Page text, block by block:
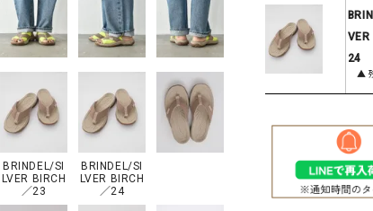
ソックス・その他雑貨
BRINDEL/SI
LVER BIRCH
／23
BRINDEL/SI
LVER BIRCH
／24
VER
24
▲